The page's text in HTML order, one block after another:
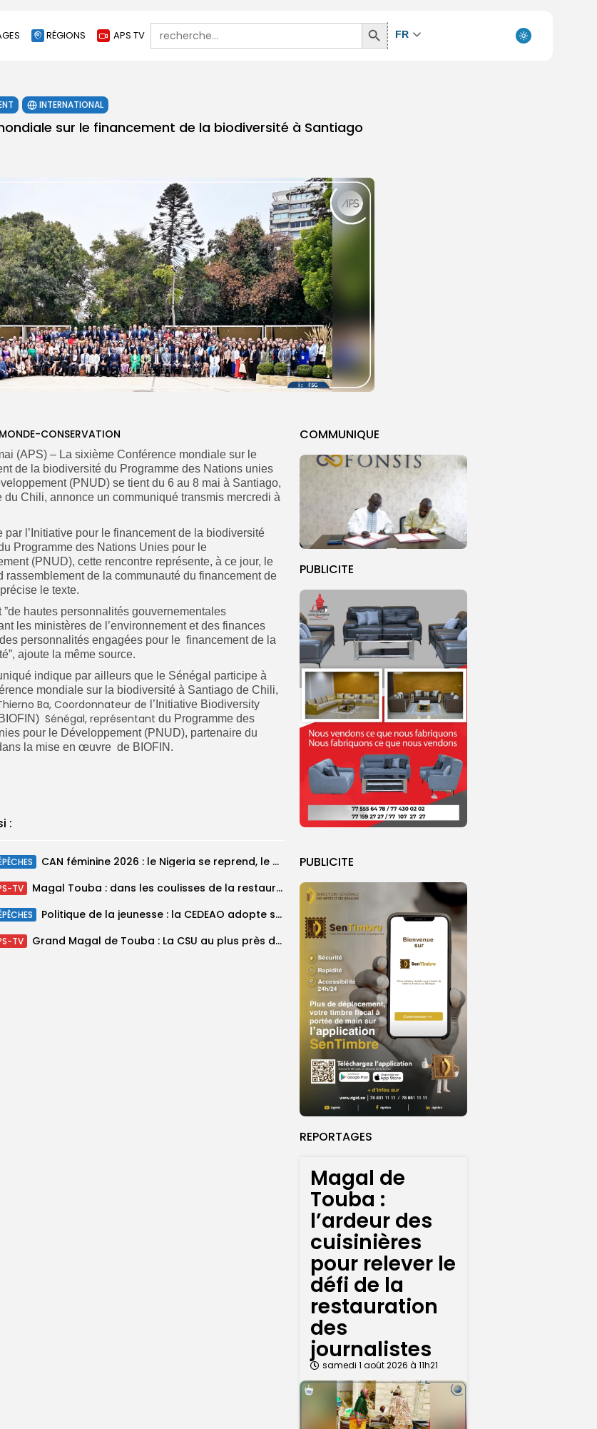
RÉGIONS APS TV
Search
for:
Search
Button
FR
INTERNATIONAL
sur le financement de la biodiversité à Santiago
COMMUNIQUE
PUBLICITE
PUBLICITE
REPORTAGES
Magal de
Touba :
l’ardeur des
cuisinières
pour relever le
défi de la
restauration
des
journalistes
samedi 1 août 2026 à 11h21
CONSERVATION
(APS) – La sixième Conférence mondiale sur le
de la biodiversité du Programme des Nations unies
(PNUD) se tient du 6 au 8 mai à Santiago,
du Chili, annonce un communiqué transmis mercredi à
par l’Initiative pour le financement de la biodiversité
Programme des Nations Unies pour le
(PNUD), cette rencontre représente, à ce jour, le
rassemblement de la communauté du financement de
le texte.
”de hautes personnalités gouvernementales
les ministères de l’environnement et des finances
personnalités engagées pour le financement de la
ajoute la même source.
indique par ailleurs que le Sénégal participe à
mondiale sur la biodiversité à Santiago de Chili,
Ba, Coordonnateur de l’Initiative Biodiversity
Sénégal, représentant du Programme des
pour le Développement (PNUD), partenaire du
la mise en œuvre de BIOFIN.
:
‎CAN féminine 2026 : le Nigeria se reprend, le Malawi surprend encore...
TV Magal Touba : dans les coulisses de la restauration de la presse...
Politique de la jeunesse : la CEDEAO adopte son plan d’actions stratégiques...
TV Grand Magal de Touba : La CSU au plus près des pèlerins